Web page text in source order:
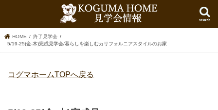
search
HOME
終了見学会
5/19-25(金-木)完成見学会/暮らしを楽しむカリフォルニアスタイルのお家
コグマホームTOPへ戻る